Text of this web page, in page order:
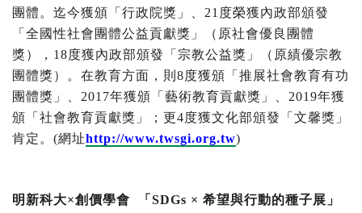
團體。迄今獲頒「行政院獎」、21度榮獲內政部頒發
「全國性社會團體公益貢獻獎」（原社會優良團體
獎），18度獲內政部頒發「宗教公益獎」（原績優宗教
團體獎）。在教育方面，則8度獲頒「推展社會教育有功
團體獎」、2017年獲頒「藝術教育貢獻獎」、2019年獲
頒「社會教育貢獻獎」；更4度獲文化部頒發「文馨獎」
肯定。(網址http://www.twsgi.org.tw)
明新科大×創價學會 「SDGs × 希望與行動的種子展」